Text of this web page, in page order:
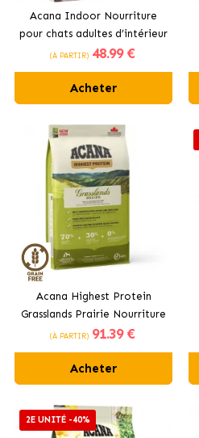
Acana Indoor Nourriture
pour chats adultes d’intérieur
(À PARTIR) 48.99 €
Acheter
Acana Highest Protein
Grasslands Prairie Nourriture
pour chiens adultes à
(À PARTIR) 91.39 €
Acheter
2E UNITÉ -40%